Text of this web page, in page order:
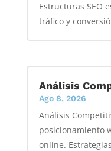
Estructuras SEO
tráfico y
Análisis
Ago 8, 2026
Análisis
posicionamiento
online.